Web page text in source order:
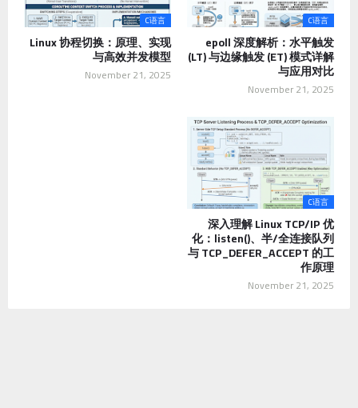
C语言
epoll 深度解析：水平触发
(LT) 与边缘触发 (ET) 模式详解
与应用对比
November 21, 2025
C语言
Linux 协程切换：原理、实现
与高效并发模型
November 21, 2025
C语言
深入理解 Linux TCP/IP 优
化：listen()、半/全连接队列
与 TCP_DEFER_ACCEPT 的工
作原理
November 21, 2025